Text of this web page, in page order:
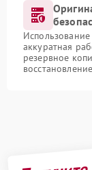
аккуратная
резервное